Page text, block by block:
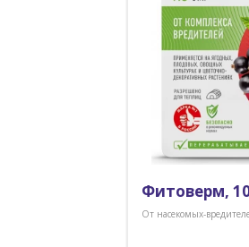
Фитоверм,
От насекомых-